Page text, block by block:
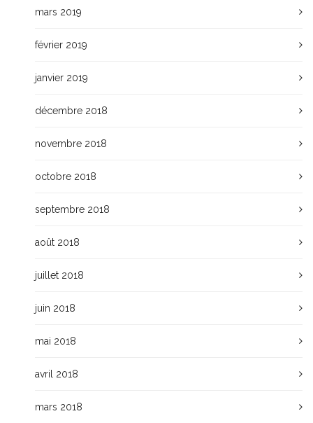
mars 2019
février 2019
janvier 2019
décembre 2018
novembre 2018
octobre 2018
septembre 2018
août 2018
juillet 2018
juin 2018
mai 2018
avril 2018
mars 2018